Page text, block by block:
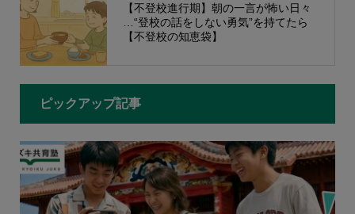
【不登校進行期】朝の一言が怖い日々
…“登校の話をしない勇気”を持てたら
【不登校の知恵袋】
ピックアップ記事